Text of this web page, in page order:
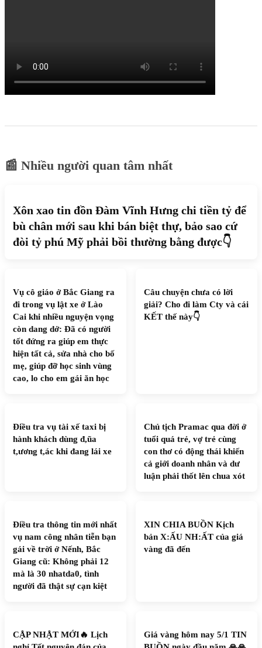
📰 Nhiều người quan tâm nhất
Xôn xao tin đồn Đàm Vĩnh Hưng chi tiền tỷ để
bù chân mới sau khi bán biệt thự, bảo sao cứ
đòi tỷ phú Mỹ phải bồi thường bằng được👇
Vụ cô giáo ở Bắc Giang ra
đi trong vụ lật xe ở Lào
Cai khi nhiều nguyện vọng
còn dang dở: Đã có người
tốt đứng ra giúp em thực
hiện tất cả, sửa nhà cho bố
mẹ, giúp đỡ học sinh vùng
cao, lo cho em gái ăn học
Câu chuyện chưa có lời
giải? Cho đi làm Cty và cái
KẾT thế này👇
Điều tra vụ tài xế taxi bị
hành khách dùng đ,ũa
t,ương t,ác khi đang lái xe
Chủ tịch Pramac qua đời ở
tuổi quá trẻ, vợ trẻ cùng
con thơ có động thái khiến
cả giới doanh nhân và dư
luận phải thốt lên chua xót
Điều tra thông tin mới nhất
vụ nam công nhân tiễn bạn
gái về trời ở Nếnh, Bắc
Giang cũ: Không phải 12
mà là 30 nhatda0, tình
người đã thật sự cạn kiệt
XIN CHIA BUỒN Kịch
bản X:ẤU NH:ẤT của giá
vàng đã đến
CẬP NHẬT MỚI🔥 Lịch
Giá vàng hôm nay 5/1 TIN